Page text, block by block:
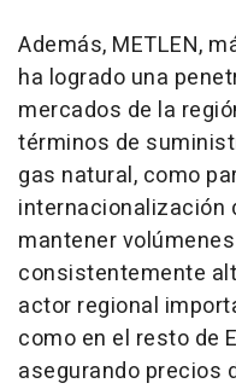
Además, METLEN,
ha logrado una
mercados de la
términos de
gas natural, como
internacionalización
mantener
consistentemente
actor regional
como en el resto de
asegurando precios